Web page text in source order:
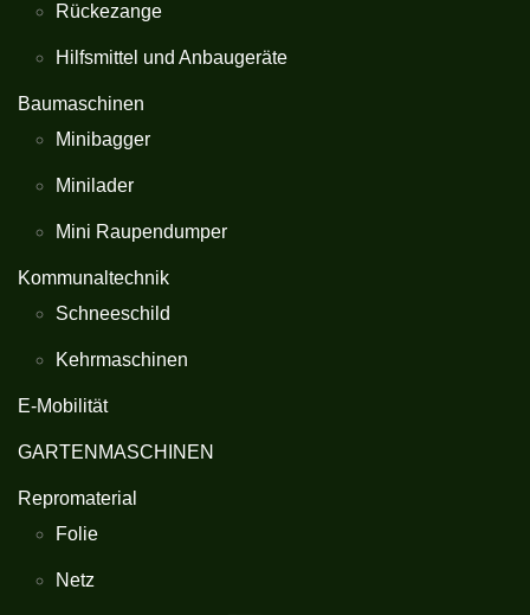
Rückezange
Hilfsmittel und Anbaugeräte
Baumaschinen
Minibagger
Minilader
Mini Raupendumper
Kommunaltechnik
Schneeschild
Kehrmaschinen
E-Mobilität
GARTENMASCHINEN
Repromaterial
Folie
Netz